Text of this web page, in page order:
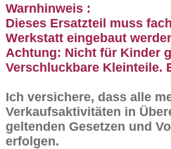
Warnhinweis :
Dieses Ersatzteil muss
Werkstatt eingebaut
Achtung: Nicht für Kinder
Verschluckbare Kleinteile.
Ich versichere, dass alle
Verkaufsaktivitäten in
geltenden Gesetzen und
erfolgen.